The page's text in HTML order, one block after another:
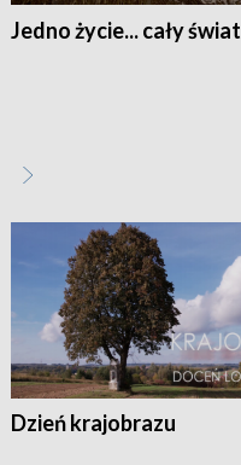
Jedno życie... cały świat
Dzień krajobrazu